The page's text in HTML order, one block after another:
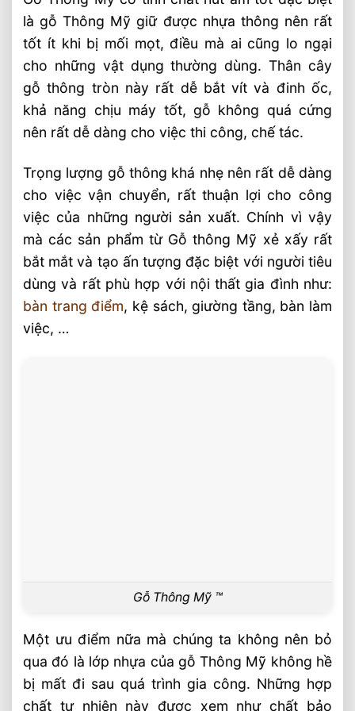
là gỗ Thông Mỹ giữ được nhựa thông nên rất
tốt ít khi bị mối mọt, điều mà ai cũng lo ngại
cho những vật dụng thường dùng. Thân cây
gỗ thông tròn này rất dễ bắt vít và đinh ốc,
khả năng chịu máy tốt, gỗ không quá cứng
nên rất dễ dàng cho việc thi công, chế tác.
Trọng lượng gỗ thông khá nhẹ nên rất dễ dàng
cho việc vận chuyển, rất thuận lợi cho công
việc của những người sản xuất. Chính vì vậy
mà các sản phẩm từ Gỗ thông Mỹ xẻ xấy rất
bắt mắt và tạo ấn tượng đặc biệt với người tiêu
dùng và rất phù hợp với nội thất gia đình như:
bàn trang điểm, kệ sách, giường tầng, bàn làm
việc, …
Gỗ Thông Mỹ ™
Một ưu điểm nữa mà chúng ta không nên bỏ
qua đó là lớp nhựa của gỗ Thông Mỹ không hề
bị mất đi sau quá trình gia công. Những hợp
chất tự nhiên này được xem như chất bảo